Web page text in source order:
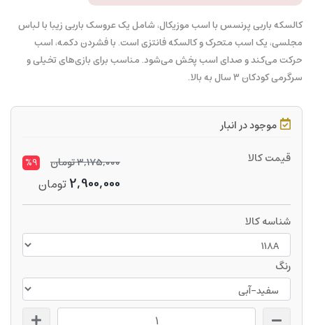
کالسکه باربی پرنسس با اسب موزیکال، شامل یک عروسک باربی زیبا با لباس
مجلسی، یک اسب متحرک و کالسکه فانتزی است. با فشردن دکمه، اسب
حرکت می‌کند و صدای اسب پخش می‌شود. مناسب برای بازی‌های تخیلی و
سرگرمی کودکان ۳ سال به بالا.
موجود در انبار
قیمت کالا
3,175,000تومان %9
2,900,000تومان
شناسه کالا
رنگ